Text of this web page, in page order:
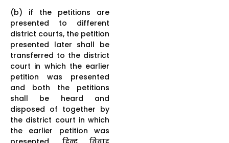
(b) if the petitions are
presented to different
district courts, the petition
presented later shall be
transferred to the district
court in which the earlier
petition was presented
and both the petitions
shall be heard and
disposed of together by
the district court in which
the earlier petition was